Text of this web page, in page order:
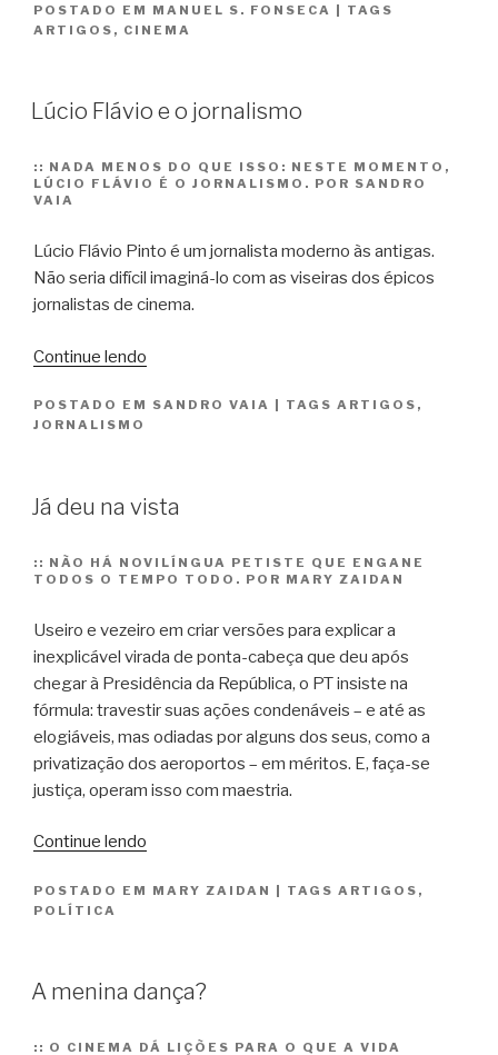
do
humano
POSTADO EM MANUEL S. FONSECA | TAGS
ARTIGOS , CINEMA
Lúcio Flávio e o jornalismo
:: NADA MENOS DO QUE ISSO: NESTE MOMENTO,
LÚCIO FLÁVIO É O JORNALISMO. POR SANDRO
VAIA
Lúcio Flávio Pinto é um jornalista moderno às antigas.
Não seria difícil imaginá-lo com as viseiras dos épicos
jornalistas de cinema.
Continue lendo
e
POSTADO EM SANDRO VAIA TAGS ARTIGOS ,
JORNALISMO
Já deu na vista
:: NÃO HÁ NOVILÍNGUA PETISTE QUE ENGANE
TODOS O TEMPO TODO. POR MARY ZAIDAN
Useiro e vezeiro em criar versões para explicar a
inexplicável virada de ponta-cabeça que deu após
chegar à Presidência da República, o PT insiste na
fórmula: travestir suas ações condenáveis – e até as
elogiáveis, mas odiadas por alguns dos seus, como a
privatização dos aeroportos – em méritos. E, faça-se
justiça, operam isso com maestria.
Continue lendo
na
POSTADO EM MARY ZAIDAN | TAGS ARTIGOS ,
POLÍTICA
A menina dança?
:: O CINEMA DÁ LIÇÕES PARA O QUE A VIDA